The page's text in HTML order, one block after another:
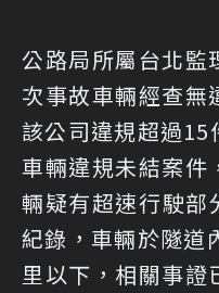
公路局所屬台北監
次事故車輛經查無
該公司違規超過15
車輛違規未結案件
輛疑有超速行駛部
紀錄，車輛於隧道
里以下，相關事證